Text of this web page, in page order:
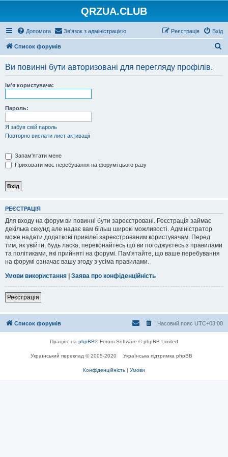
QRZUA.CLUB
Допомога Зв'язок з адміністрацією Вхід
Реєстрація
Список форумів
Ви повинні бути авторизовані для перегляду профілів.
Ім'я користувача:
Пароль:
Я забув свій пароль
Повторно вислати лист активації
Запам'ятати мене
Приховати моє перебування на форумі цього разу
РЕЄСТРАЦІЯ
Для входу на форум ви повинні бути зареєстровані. Реєстрація займає
декілька секунд але надає вам більш широкі можливості. Адміністратор
може надати додаткові привілеї зареєстрованим користувачам. Перед
тим, як увійти, будь ласка, переконайтесь що ви погоджуєтесь з правилами
та політиками, які прийняті на форумі. Пам'ятайте, що ваше перебування
на форумі означає вашу згоду з усіма правилами.
Умови використання | Заява про конфіденційність
Реєстрація
Список форумів Часовий пояс UTC+03:00
Працює на phpBB® Forum Software © phpBB Limited
Український переклад © 2005-2020 Українська підтримка phpBB
Конфіденційність | Умови